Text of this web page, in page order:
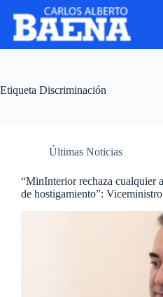
Etiqueta Discriminación
Últimas Noticias
“MinInterior rechaza cualquier
de hostigamiento”: